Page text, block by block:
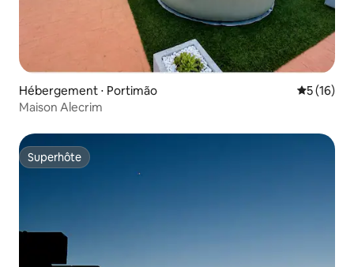
Hébergement ⋅ Portimão
5 (16)
Maison Alecrim
Superhôte
Superhôte